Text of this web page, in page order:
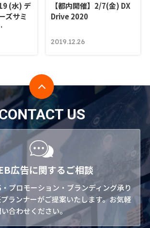
(水) デ
ズサミ
【都内開催】2/7(金) DX
Drive 2020
2019.12.26
US
広告に関するご相談
プロモーション・ブランディング承り
ランナーがご提案いたします。お気軽
合わせください。